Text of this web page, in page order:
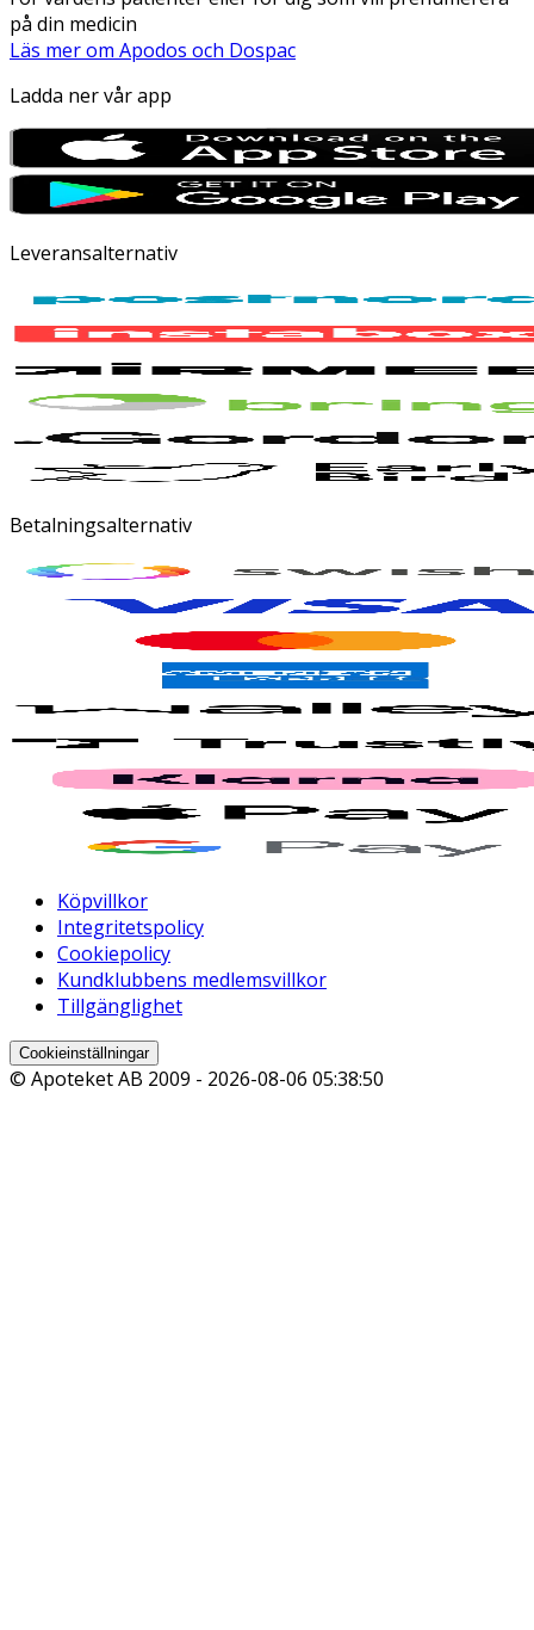
på din medicin
Läs mer om Apodos och Dospac
Ladda ner vår app
Leveransalternativ
Betalningsalternativ
Köpvillkor
Integritetspolicy
Cookiepolicy
Kundklubbens medlemsvillkor
Tillgänglighet
Cookieinställningar
© Apoteket AB 2009 - 2026-08-06 05:38:50